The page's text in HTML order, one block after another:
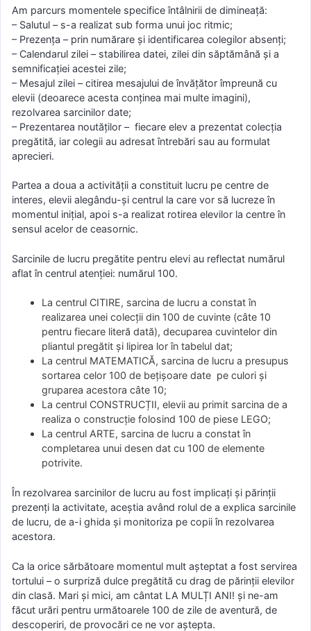
Am parcurs momentele specifice întâlnirii de dimineață:
– Salutul – s-a realizat sub forma unui joc ritmic;
– Prezența – prin numărare și identificarea colegilor absenți;
– Calendarul zilei – stabilirea datei, zilei din săptămână și a
semnificației acestei zile;
– Mesajul zilei – citirea mesajului de învățător împreună cu
elevii (deoarece acesta conținea mai multe imagini),
rezolvarea sarcinilor date;
– Prezentarea noutăților – fiecare elev a prezentat colecția
pregătită, iar colegii au adresat întrebări sau au formulat
aprecieri.
Partea a doua a activității a constituit lucru pe centre de
interes, elevii alegându-și centrul la care vor să lucreze în
momentul inițial, apoi s-a realizat rotirea elevilor la centre în
sensul acelor de ceasornic.
Sarcinile de lucru pregătite pentru elevi au reflectat numărul
aflat în centrul atenției: numărul 100.
La centrul CITIRE, sarcina de lucru a constat în
realizarea unei colecții din 100 de cuvinte (câte 10
pentru fiecare literă dată), decuparea cuvintelor din
pliantul pregătit și lipirea lor în tabelul dat;
La centrul MATEMATICĂ, sarcina de lucru a presupus
sortarea celor 100 de bețișoare date pe culori și
gruparea acestora câte 10;
La centrul CONSTRUCȚII, elevii au primit sarcina de a
realiza o construcție folosind 100 de piese LEGO;
La centrul ARTE, sarcina de lucru a constat în
completarea unui desen dat cu 100 de elemente
potrivite.
În rezolvarea sarcinilor de lucru au fost implicați și părinții
prezenți la activitate, aceștia având rolul de a explica sarcinile
de lucru, de a-i ghida și monitoriza pe copii în rezolvarea
acestora.
Ca la orice sărbătoare momentul mult așteptat a fost servirea
tortului – o surpriză dulce pregătită cu drag de părinții elevilor
din clasă. Mari și mici, am cântat LA MULȚI ANI! și ne-am
făcut urări pentru următoarele 100 de zile de aventură, de
descoperiri, de provocări ce ne vor aștepta.